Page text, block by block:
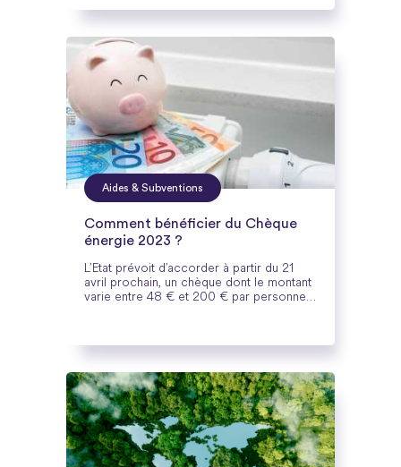
Aides & Subventions
Comment bénéficier du Chèque
énergie 2023 ?
L’Etat prévoit d’accorder à partir du 21
avril prochain, un chèque dont le montant
varie entre 48 € et 200 € par personne.